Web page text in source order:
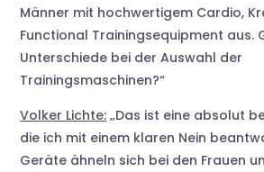
Männer mit hochwertigem Cardio,
Functional Trainingsequipment aus.
Unterschiede bei der Auswahl der
Trainingsmaschinen?“
Volker Lichte: „Das ist eine absolut
die ich mit einem klaren Nein
Geräte ähneln sich bei den Frauen